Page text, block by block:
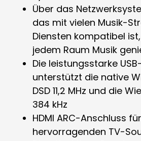
Über das
das mit vielen Musik-
Diensten kompatibel
jedem Raum Musik
Die leistungsstarke
unterstützt die native
DSD 11,2 MHz und die
384 kHz
HDMI ARC-Anschluss für
hervorragenden TV-